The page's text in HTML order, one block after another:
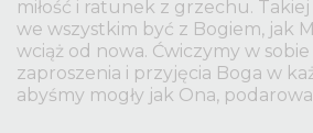
miłość i ratunek z grzechu.
we wszystkim być z Bogiem, jak
wciąż od nowa. Ćwiczymy w
zaproszenia i przyjęcia Boga w
abyśmy mogły jak Ona,